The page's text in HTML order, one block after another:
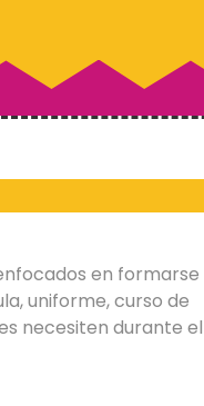
en formarse
uniforme, curso de
necesiten durante el